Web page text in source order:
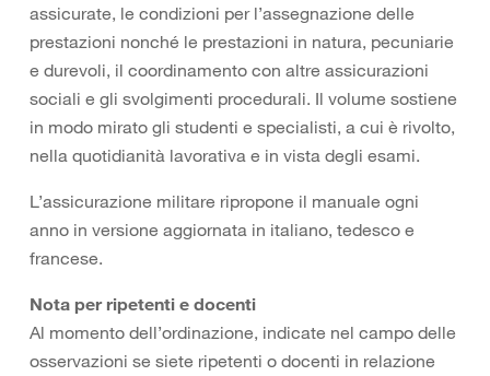
assicurate, le condizioni per l’assegnazione delle
prestazioni nonché le prestazioni in natura, pecuniarie
e durevoli, il coordinamento con altre assicurazioni
sociali e gli svolgimenti procedurali. Il volume sostiene
in modo mirato gli studenti e specialisti, a cui è rivolto,
nella quotidianità lavorativa e in vista degli esami.
L’assicurazione militare ripropone il manuale ogni
anno in versione aggiornata in italiano, tedesco e
francese.
Nota per ripetenti e docenti
Al momento dell’ordinazione, indicate nel campo delle
osservazioni se siete ripetenti o docenti in relazione